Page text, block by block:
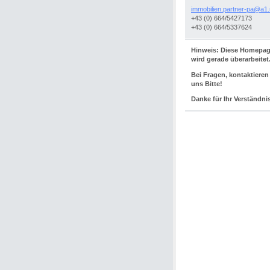
immobilien.partner-pa@a1
+43 (0) 664/5427173
+43 (0) 664/5337624
Hinweis: Diese
wird gerade überarbeitet.
Bei Fragen, kontaktieren
uns Bitte!
Danke für Ihr